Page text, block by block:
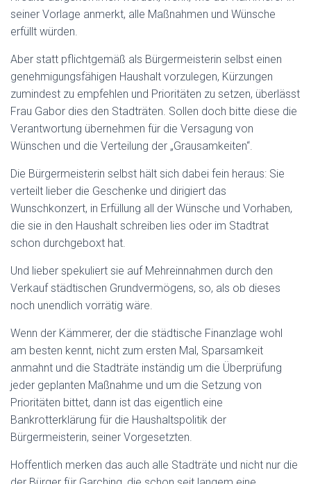
seiner Vorlage anmerkt, alle Maßnahmen und Wünsche
erfüllt würden.
Aber statt pflichtgemäß als Bürgermeisterin selbst einen
genehmigungsfähigen Haushalt vorzulegen, Kürzungen
zumindest zu empfehlen und Prioritäten zu setzen, überlässt
Frau Gabor dies den Stadträten. Sollen doch bitte diese die
Verantwortung übernehmen für die Versagung von
Wünschen und die Verteilung der „Grausamkeiten“.
Die Bürgermeisterin selbst hält sich dabei fein heraus: Sie
verteilt lieber die Geschenke und dirigiert das
Wunschkonzert, in Erfüllung all der Wünsche und Vorhaben,
die sie in den Haushalt schreiben lies oder im Stadtrat
schon durchgeboxt hat.
Und lieber spekuliert sie auf Mehreinnahmen durch den
Verkauf städtischen Grundvermögens, so, als ob dieses
noch unendlich vorrätig wäre.
Wenn der Kämmerer, der die städtische Finanzlage wohl
am besten kennt, nicht zum ersten Mal, Sparsamkeit
anmahnt und die Stadträte inständig um die Überprüfung
jeder geplanten Maßnahme und um die Setzung von
Prioritäten bittet, dann ist das eigentlich eine
Bankrotterklärung für die Haushaltspolitik der
Bürgermeisterin, seiner Vorgesetzten.
Hoffentlich merken das auch alle Stadträte und nicht nur die